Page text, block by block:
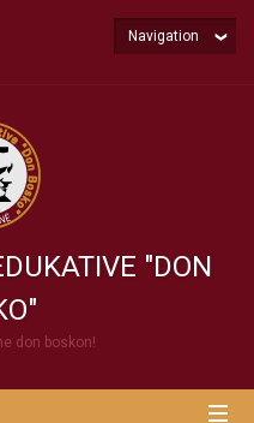
"DON
don boskon!
Navigation